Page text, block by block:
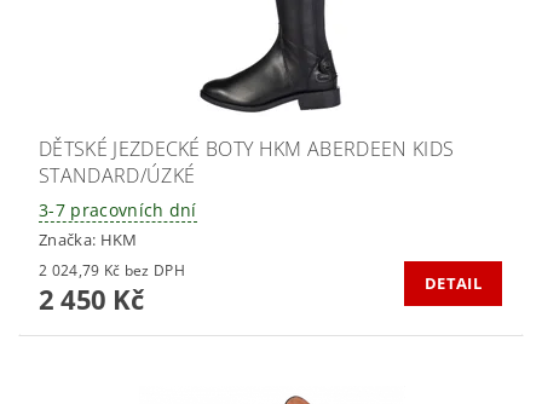
DĚTSKÉ JEZDECKÉ BOTY HKM ABERDEEN KIDS
STANDARD/ÚZKÉ
3-7 pracovních dní
Značka: HKM
2 024,79 Kč bez DPH
2 450 Kč DETAIL